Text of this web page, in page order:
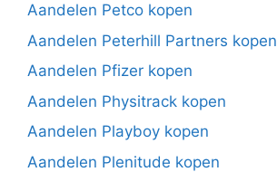
Aandelen Petco kopen
Aandelen Peterhill Partners kopen
Aandelen Pfizer kopen
Aandelen Physitrack kopen
Aandelen Playboy kopen
Aandelen Plenitude kopen